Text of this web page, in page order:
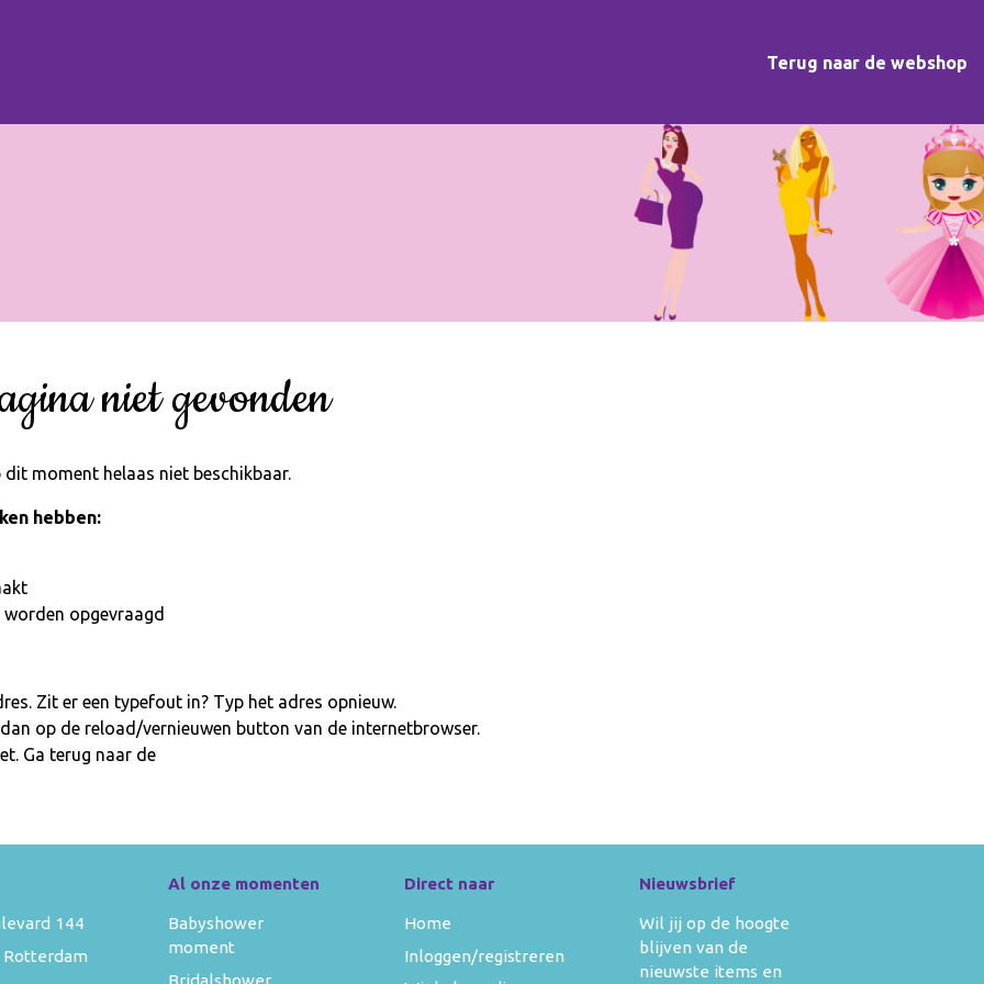
Terug naar de webshop
niet gevonden
moment helaas niet beschikbaar.
hebben:
opgevraagd
Zit er een typefout in? Typ het adres opnieuw.
op de reload/vernieuwen button van de internetbrowser.
Ga terug naar de
144
Al onze momenten
Babyshower
moment
Bridalshower
Direct naar
Home
Inloggen/registreren
Nieuwsbrief
Wil jij op de hoogte
blijven van de
nieuwste items en